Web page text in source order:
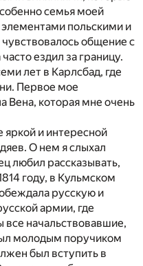
семья моей
элементами польскими и
общение с
ездил за границу.
лет в Карлсбад, где
Первое мое
Вена, которая мне очень
яркой и интересной
О нем я слыхал
любил рассказывать,
году, в Кульмском
русскую и
армии, где
все начальствовавшие,
молодым поручиком
был вступить в